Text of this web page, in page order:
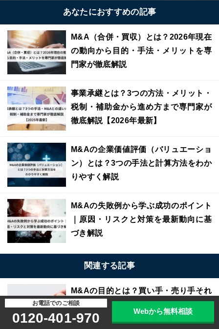
あなたにおすすめの記事
M&A（合併・買収）とは？2026年現在
の動向から目的・手法・メリットを専
門家が徹底解説
事業承継とは？3つの方法・メリット・
税制・補助金から進め方まで専門家が
徹底解説【2026年最新】
M&Aの企業価値評価（バリュエーショ
ン）とは？3つの手法と計算方法をわか
りやすく解説
M&Aの失敗例から学ぶ成功のポイント
｜原因・リスクと対策を最新動向に基
づき解説
関連する記事
M&Aの目的とは？買い手・売り手それ
ぞれの狙いと2026年の最新トレンドを
解説
お電話でのご相談
0120-401-970 Webから無料相談